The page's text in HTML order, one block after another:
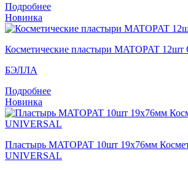
Подробнее
Новинка
Косметические пластыри MATOPAT 12шт
БЭЛЛА
Подробнее
Новинка
Пластырь MATOPAT 10шт 19х76мм
UNIVERSAL